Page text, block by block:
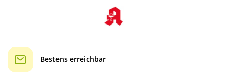
Bestens erreichbar